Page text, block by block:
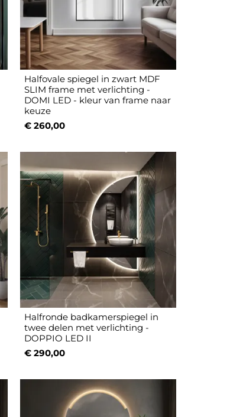
Halfovale spiegel in zwart MDF
SLIM frame met verlichting -
DOMI LED - kleur van frame naar
keuze
€ 260,00
Halfronde badkamerspiegel in
twee delen met verlichting -
DOPPIO LED II
€ 290,00